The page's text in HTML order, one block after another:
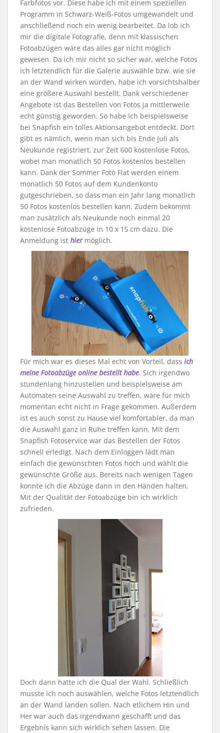
Farbfotos vor. Diese habe ich mit einem speziellen
Programm in Schwarz-Weiß-Fotos umgewandelt und
anschließend noch ein wenig bearbeitet. Da lob ich
mir die digitale Fotografie, denn mit klassischen
Fotoabzügen wäre das alles gar nicht möglich
gewesen. Da ich mir nicht so sicher war, welche Fotos
ich letztendlich für die Galerie auswähle bzw. wie sie
an der Wand wirken würden, habe ich vorsichtshalber
eine größere Auswahl bestellt. Dank verschiedener
Angebote ist das Bestellen von Fotos ja mittlerweile
echt günstig geworden. So habe ich beispielsweise
bei Snapfish ein tolles Aktionsangebot entdeckt. Dort
gibt es nämlich, wenn man sich bis Ende Juli als
Neukunde registriert, zur Zeit 600 kostenlose Fotos,
wobei man monatlich 50 Fotos kostenlos bestellen
kann. Dank der Sommer Foto Flat werden einem
monatlich 50 Fotos auf dem Kundenkonto
gutgeschrieben, so dass man ein Jahr lang monatlich
50 Fotos kostenlos bestellen kann. Zudem bekommt
man zusätzlich als Neukunde noch einmal 20
kostenlose Fotoabzüge in 10 x 15 cm dazu. Die
Anmeldung ist hiermöglich.
Für mich war es dieses Mal echt von Vorteil, dass ich
meine Fotoabzüge online bestellt habe. Sich irgendwo
stundenlang hinzustellen und beispielsweise am
Automaten seine Auswahl zu treffen, wäre für mich
momentan echt nicht in Frage gekommen. Außerdem
ist es auch sonst zu Hause viel komfortabler, da man
die Auswahl ganz in Ruhe treffen kann. Mit dem
Snapfish Fotoservice war das Bestellen der Fotos
schnell erledigt. Nach dem Einloggen lädt man
einfach die gewünschten Fotos hoch und wählt die
gewünschte Größe aus. Bereits nach wenigen Tagen
konnte ich die Abzüge dann in den Händen halten.
Mit der Qualität der Fotoabzüge bin ich wirklich
zufrieden.
Doch dann hatte ich die Qual der Wahl. Schließlich
musste ich noch auswählen, welche Fotos letztendlich
an der Wand landen sollen. Nach etlichem Hin und
Her war auch das irgendwann geschafft und das
Ergebnis kann sich wirklich sehen lassen. Die